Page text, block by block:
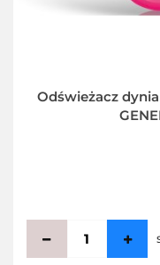
Odświeżacz dynia